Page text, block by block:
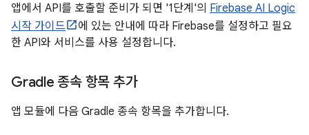
앱에서 API를 호출할 준비가 되면 '1단계'의 Firebase AI Logic
시작 가이드
에 있는 안내에 따라 Firebase를 설정하고 필요
한 API와 서비스를 사용 설정합니다.
Gradle 종속 항목 추가
앱 모듈에 다음 Gradle 종속 항목을 추가합니다.